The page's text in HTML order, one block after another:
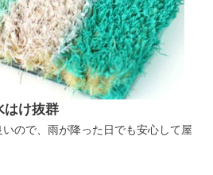
はけ抜群
ので、雨が降った日でも安心して屋